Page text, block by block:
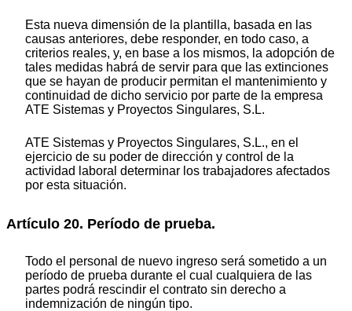
Esta nueva dimensión de la plantilla, basada en las
causas anteriores, debe responder, en todo caso, a
criterios reales, y, en base a los mismos, la adopción de
tales medidas habrá de servir para que las extinciones
que se hayan de producir permitan el mantenimiento y
continuidad de dicho servicio por parte de la empresa
ATE Sistemas y Proyectos Singulares, S.L.
ATE Sistemas y Proyectos Singulares, S.L., en el
ejercicio de su poder de dirección y control de la
actividad laboral determinar los trabajadores afectados
por esta situación.
Artículo 20. Período de prueba.
Todo el personal de nuevo ingreso será sometido a un
período de prueba durante el cual cualquiera de las
partes podrá rescindir el contrato sin derecho a
indemnización de ningún tipo.